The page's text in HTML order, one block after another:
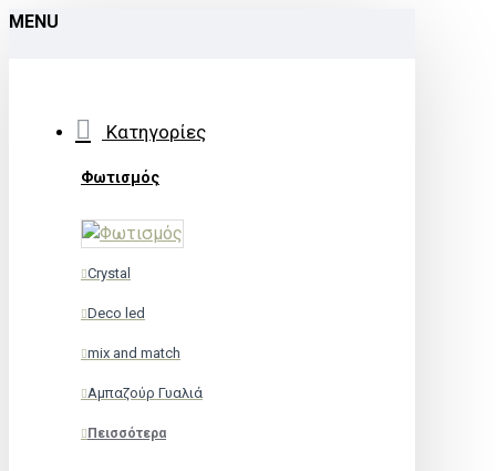
MENU
Κατηγορίες
Φωτισμός
Crystal
Deco led
mix and match
Αμπαζούρ Γυαλιά
Πεισσότερα